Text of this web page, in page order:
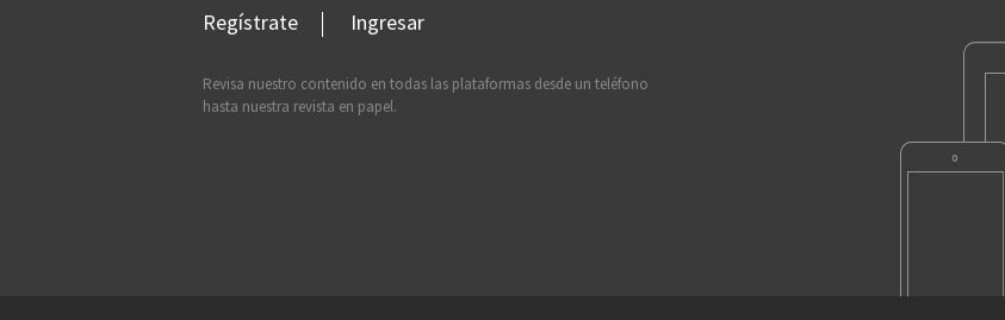
Regístrate Ingresar
Revisa nuestro contenido en todas las plataformas desde un teléfono
hasta nuestra revista en papel.